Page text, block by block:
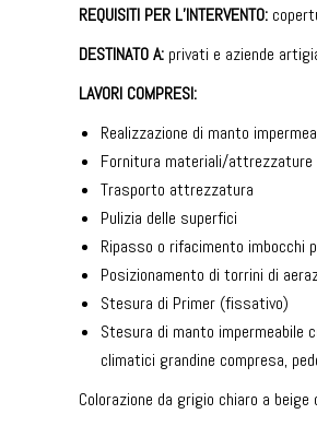
REQUISITI PER L’INTERVENTO:
DESTINATO A: privati e aziende
LAVORI COMPRESI:
Realizzazione di manto
Fornitura materiali/attrezzature
Trasporto attrezzatura
Pulizia delle superfici
Ripasso o rifacimento imbocchi
Posizionamento di torrini di
Stesura di Primer (fissativo)
Stesura di manto
climatici grandine compresa,
Colorazione da grigio chiaro a